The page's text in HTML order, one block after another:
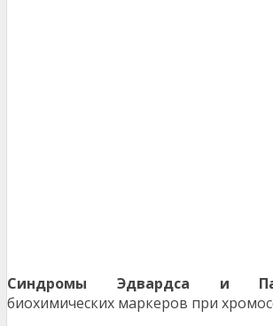
Синдромы Эдвардса и
биохимических маркеров при